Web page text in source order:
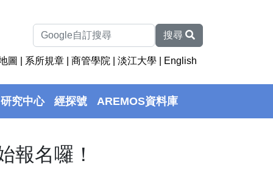
搜尋
圖 系所規章 |商管學院 |淡江大學 English
研究中心 經探號 AREMOS資料庫
報名囉！